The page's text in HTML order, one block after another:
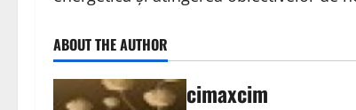
ABOUT THE AUTHOR
cimaxcim